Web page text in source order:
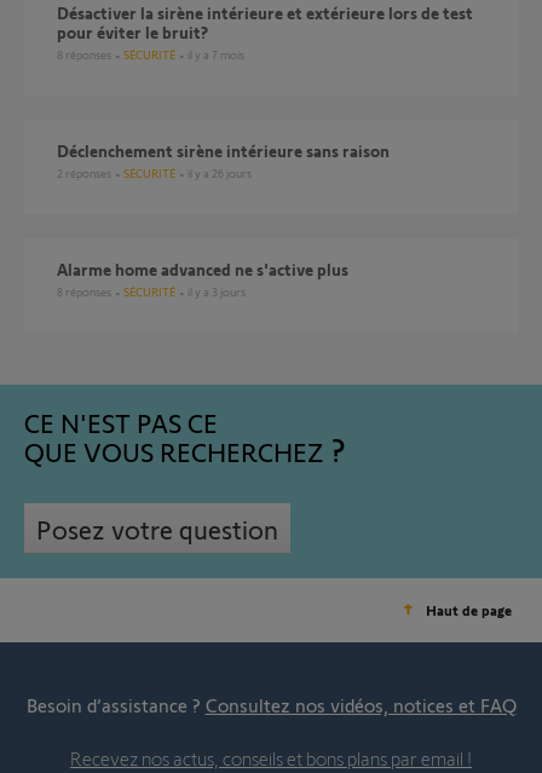
Désactiver la sirène intérieure et extérieure lors de test
pour éviter le bruit?
8 réponses SÉCURITÉ il y a 7 mois
Déclenchement sirène intérieure sans raison
2 réponses SÉCURITÉ il y a 26 jours
Alarme home advanced ne s'active plus
8 réponses SÉCURITÉ il y a 3 jours
CE N'EST PAS CE
QUE VOUS RECHERCHEZ
Posez votre question
Haut de page
Besoin d’assistance ? Consultez nos vidéos, notices et FAQ
Recevez nos actus, conseils et bons plans par email !